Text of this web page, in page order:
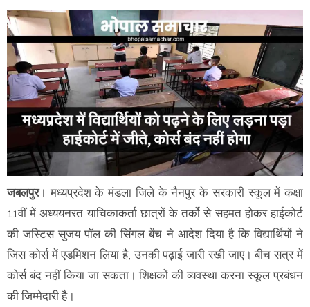
जबलपुर। मध्यप्रदेश के मंडला जिले के नैनपुर के सरकारी स्कूल में कक्षा
11वीं में अध्ययनरत याचिकाकर्ता छात्रों के तर्को से सहमत होकर हाईकोर्ट
की जस्टिस सुजय पॉल की सिंगल बेंच ने आदेश दिया है कि विद्यार्थियों ने
जिस कोर्स में एडमिशन लिया है, उनकी पढ़ाई जारी रखी जाए। बीच सत्र में
कोर्स बंद नहीं किया जा सकता। शिक्षकों की व्यवस्था करना स्कूल प्रबंधन
की जिम्मेदारी है।